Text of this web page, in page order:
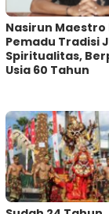
‎Nasirun Maestro
Pemadu Tradisi
Spiritualitas,
Usia 60 Tahun